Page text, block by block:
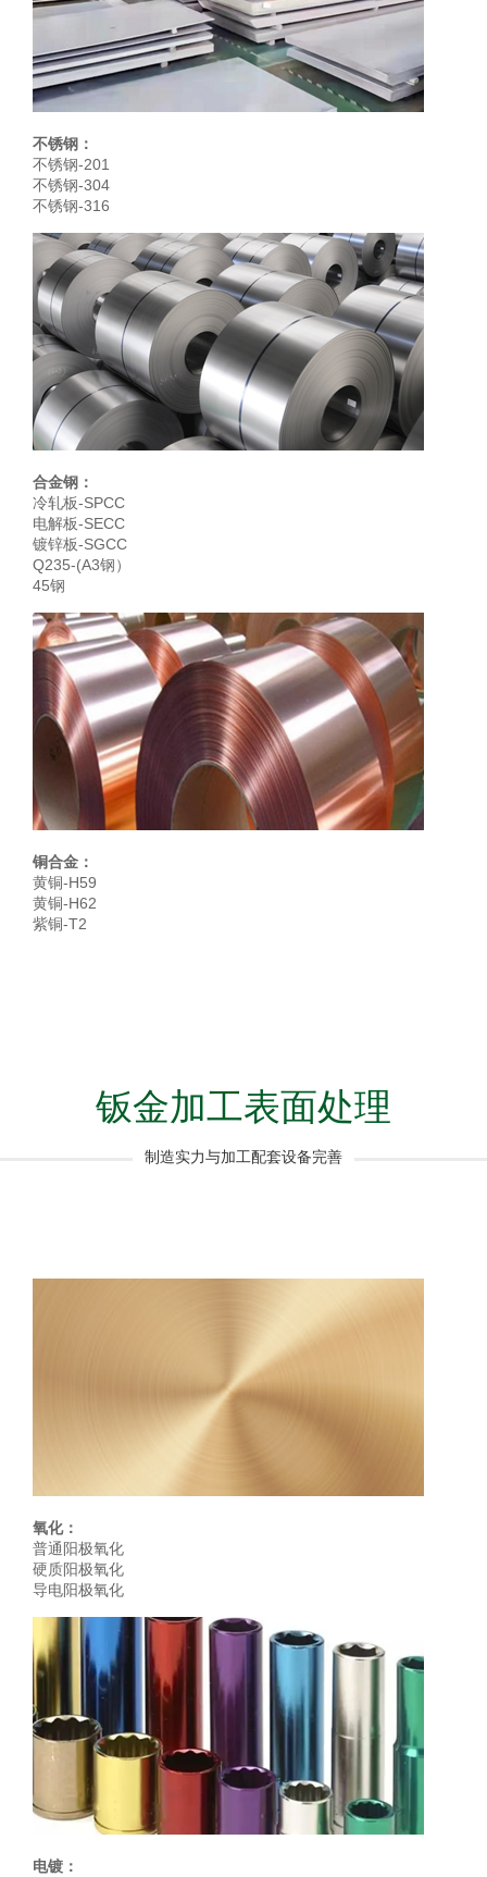
不锈钢：
不锈钢-201
不锈钢-304
不锈钢-316
合金钢：
冷轧板-SPCC
电解板-SECC
镀锌板-SGCC
Q235-(A3钢）
45钢
铜合金：
黄铜-H59
黄铜-H62
紫铜-T2
钣金加工表面处理
制造实力与加工配套设备完善
氧化：
普通阳极氧化
硬质阳极氧化
导电阳极氧化
电镀：